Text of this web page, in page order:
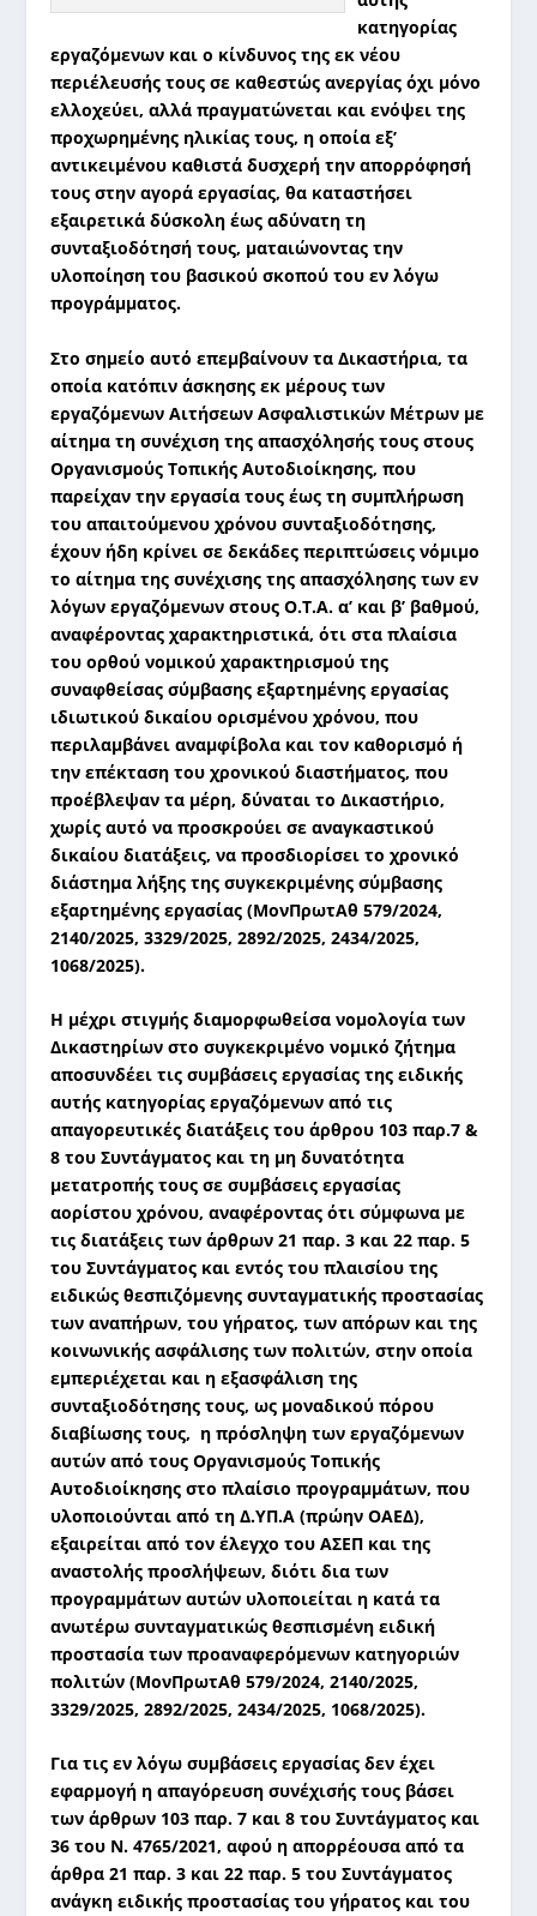
κατηγορίας
εργαζόμενων και ο κίνδυνος της εκ νέου
περιέλευσής τους σε καθεστώς ανεργίας όχι μόνο
ελλοχεύει, αλλά πραγματώνεται και ενόψει της
προχωρημένης ηλικίας τους, η οποία εξ’
αντικειμένου καθιστά δυσχερή την απορρόφησή
τους στην αγορά εργασίας, θα καταστήσει
εξαιρετικά δύσκολη έως αδύνατη τη
συνταξιοδότησή τους, ματαιώνοντας την
υλοποίηση του βασικού σκοπού του εν λόγω
προγράμματος.
Στο σημείοαυτό επεμβαίνουν τα Δικαστήρια, τα
οποία κατόπιν άσκησης εκ μέρους των
εργαζόμενων Αιτήσεων Ασφαλιστικών Μέτρων με
αίτημα τη συνέχιση της απασχόλησής τους στους
Οργανισμούς Τοπικής Αυτοδιοίκησης, που
παρείχαν την εργασία τους έως τη συμπλήρωση
του απαιτούμενου χρόνου συνταξιοδότησης,
έχουν ήδη κρίνει σε δεκάδες περιπτώσεις νόμιμο
το αίτημα της συνέχισης της απασχόλησης των εν
λόγων εργαζόμενων στους Ο.Τ.Α. α’ και β’ βαθμού,
αναφέροντας χαρακτηριστικά, ότι σταπλαίσια
του ορθού νομικού χαρακτηρισμού της
συναφθείσας σύμβασης εξαρτημένης εργασίας
ιδιωτικού δικαίου ορισμένου χρόνου, που
περιλαμβάνει αναμφίβολα και τον καθορισμό ή
την επέκταση του χρονικού διαστήματος, που
προέβλεψαν τα μέρη, δύναται το Δικαστήριο,
χωρίς αυτό να προσκρούει σε αναγκαστικού
δικαίου διατάξεις, να προσδιορίσει το χρονικό
διάστημα λήξης της συγκεκριμένης σύμβασης
εξαρτημένης εργασίας (ΜονΠρωτΑθ 579/2024,
2140/2025, 3329/2025, 2892/2025, 2434/2025,
1068/2025).
Η μέχρι στιγμής διαμορφωθείσα νομολογία των
Δικαστηρίων στο συγκεκριμένο νομικό ζήτημα
αποσυνδέει τις συμβάσεις εργασίας της ειδικής
αυτής κατηγορίας εργαζόμενων από τις
απαγορευτικές διατάξεις του άρθρου 103 παρ.7 &
8 του Συντάγματος και τη μη δυνατότητα
μετατροπής τους σε συμβάσεις εργασίας
αορίστου χρόνου, αναφέροντας ότι σύμφωνα με
τιςδιατάξεις των άρθρων 21 παρ. 3 και 22 παρ. 5
του Συντάγματος και εντός του πλαισίου της
ειδικώς θεσπιζόμενης συνταγματικής προστασίας
των αναπήρων, του γήρατος, των απόρων και της
κοινωνικής ασφάλισης των πολιτών, στην οποία
εμπεριέχεται και η εξασφάλιση της
συνταξιοδότησης τους, ως μοναδικού πόρου
διαβίωσης τους, η πρόσληψη των εργαζόμενων
αυτών από τους Οργανισμούς Τοπικής
Αυτοδιοίκησης στο πλαίσιο προγραμμάτων, που
υλοποιούνται από τη Δ.ΥΠ.Α (πρώην ΟΑΕΔ),
εξαιρείται από τον έλεγχο του ΑΣΕΠ και της
αναστολής προσλήψεων, διότι δια των
προγραμμάτων αυτών υλοποιείται η κατά τα
ανωτέρω συνταγματικώς θεσπισμένη ειδική
προστασία των προαναφερόμενων κατηγοριών
πολιτών (ΜονΠρωτΑθ 579/2024, 2140/2025,
3329/2025, 2892/2025, 2434/2025, 1068/2025).
Για τις εν λόγω συμβάσεις εργασίας δεν έχει
εφαρμογή η απαγόρευση συνέχισής τους βάσει
των άρθρων 103 παρ. 7 και 8 του Συντάγματος και
36 του Ν. 4765/2021, αφού η απορρέουσα από τα
άρθρα 21 παρ. 3 και 22 παρ. 5 του Συντάγματος
ανάγκη ειδικής προστασίας του γήρατος και του